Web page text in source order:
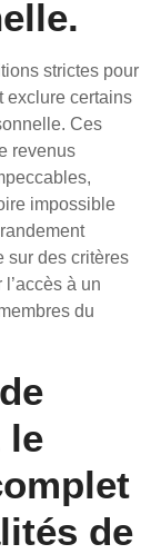
strictes pour
exclure certains
Ces
revenus
impossible
sur des critères
à un
du
le
de